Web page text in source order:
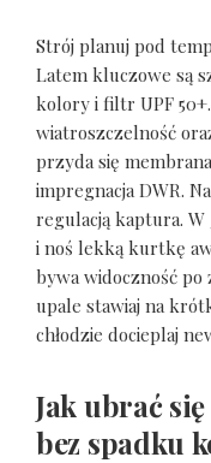
Strój planuj pod
Latem kluczowe są
kolory i filtr UPF
wiatroszczelność
przyda się
impregnacja DWR.
regulacją kaptura.
i noś lekką kurtkę
bywa widoczność
upale stawiaj na
chłodzie docieplaj
Jak ubrać
bez spadku